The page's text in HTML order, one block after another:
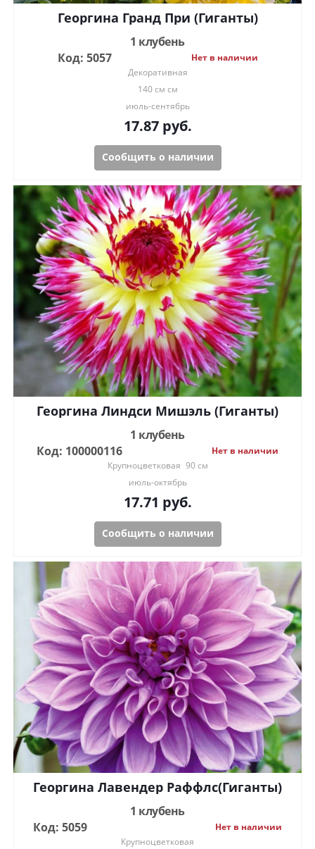
Георгина Гранд При (Гиганты)
1 клубень
Код: 5057
Нет в наличии
Декоративная
140 см см
июль-сентябрь
17.87руб.
Сообщить о наличии
Георгина Линдси Мишэль (Гиганты)
1 клубень
Код: 100000116
Нет в наличии
Крупноцветковая 90 см
июль-октябрь
17.71 руб.
Сообщить о наличии
Георгина Лавендер Раффлс(Гиганты)
1 клубень
Код: 5059
Нет в наличии
Крупноцветковая